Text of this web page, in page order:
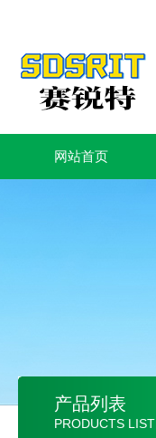
网站首页
产品列表
PRODUCTS LIST